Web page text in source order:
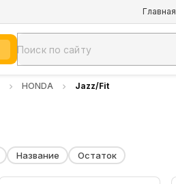
Главная
HONDA Jazz/Fit
Название Остаток